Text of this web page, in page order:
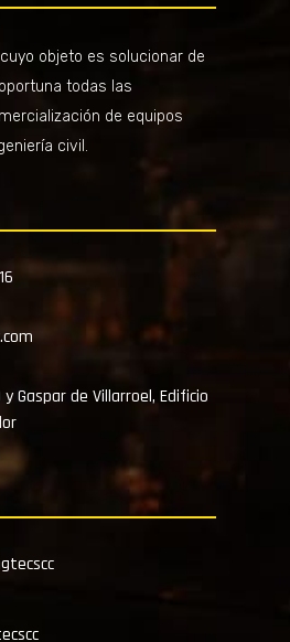
objeto es solucionar de
todas las
de equipos
civil.
Gaspar de Villarroel, Edificio